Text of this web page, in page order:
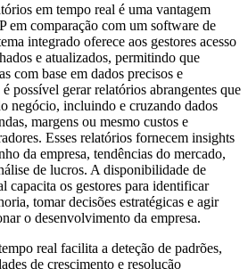
em tempo real é uma vantagem
em comparação com um software de
integrado oferece aos gestores acesso
e atualizados, permitindo que
com base em dados precisos e
possível gerar relatórios abrangentes que
negócio, incluindo e cruzando dados
margens ou mesmo custos e
Esses relatórios fornecem insights
da empresa, tendências do mercado,
de lucros. A disponibilidade de
capacita os gestores para identificar
tomar decisões estratégicas e agir
o desenvolvimento da empresa.
real facilita a deteção de padrões,
de crescimento e resolução